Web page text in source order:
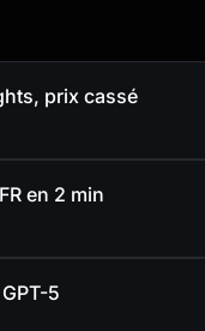
prix cassé
en 2 min
5